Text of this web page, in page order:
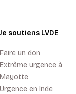
Je soutiens LVDE
Faire un don
Extrême urgence à
Mayotte
Urgence en Inde